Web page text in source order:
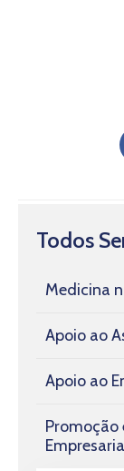
Todos
Medicina
Apoio ao
Apoio ao
Promoção